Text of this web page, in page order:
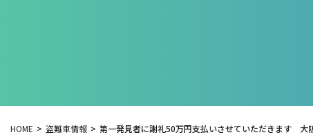
HOME 盗難車情報 第一発見者に謝礼50万円支払いさせていただきます